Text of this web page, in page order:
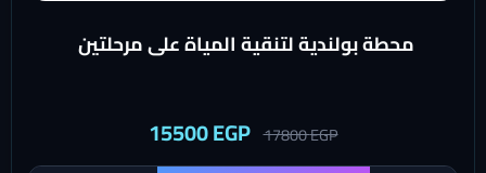
محطة بولندية لتنقية المياة على مرحلتين
17800EGP
15500EGP